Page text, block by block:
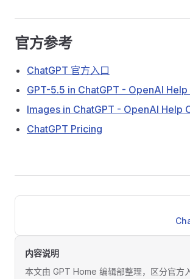
官方参考
ChatGPT 官方入口
GPT-5.5 in ChatGPT - OpenAI
Images in ChatGPT - OpenAI Help
ChatGPT Pricing
Pager
内容说明
本文由 GPT Home 编辑部整理，区分官方